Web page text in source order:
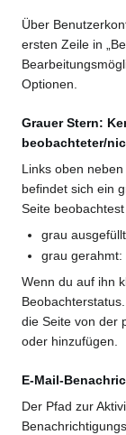
Über
ersten Zeile in
Optionen.
Grauer Stern:
beobachteter/
Links oben neben
befindet sich ein
Seite
grau
grau gerahmt:
Wenn du auf ihn
die Seite von der
oder hinzufügen.
E-Mail-
Der Pfad zur